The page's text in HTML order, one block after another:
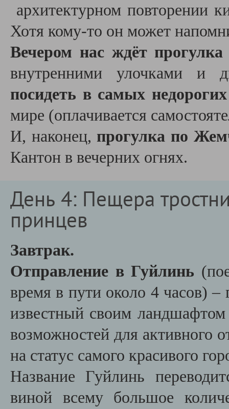
архитектурном повторении
Хотя кому-то он может
Вечером нас ждёт
внутренними улочками и
посидеть в самых
мире (оплачивается
И, наконец, прогулка по
Кантон в вечерних огнях.
День 4: Пещера
принцев
Завтрак.
Отправление в Гуйлинь
время в пути около 4 часов) –
известный своим
возможностей для активного
на статус самого красивого
Название Гуйлинь
виной всему большое